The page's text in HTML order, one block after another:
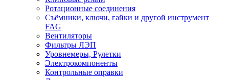
Ротационные соединения
Съёмники, ключи, гайки и другой инструмент
FAG
Вентиляторы
Фильтры ЛЭП
Уровнемеры, Рулетки
Электрокомпоненты
Контрольные оправки